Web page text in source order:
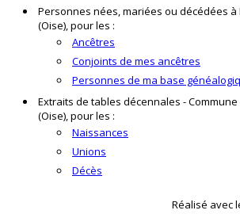
Personnes nées, mariées ou décédées à
(Oise), pour les :
Ancêtres
Conjoints de mes ancêtres
Personnes de ma base
Extraits de tables décennales -
(Oise), pour les :
Naissances
Unions
Décès
Réalisé avec